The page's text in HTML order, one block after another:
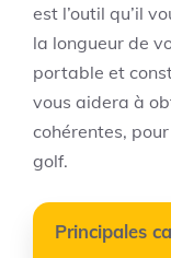
est l’outil qu’il
la longueur de
portable et
vous aidera à
cohérentes,
golf.
Principales